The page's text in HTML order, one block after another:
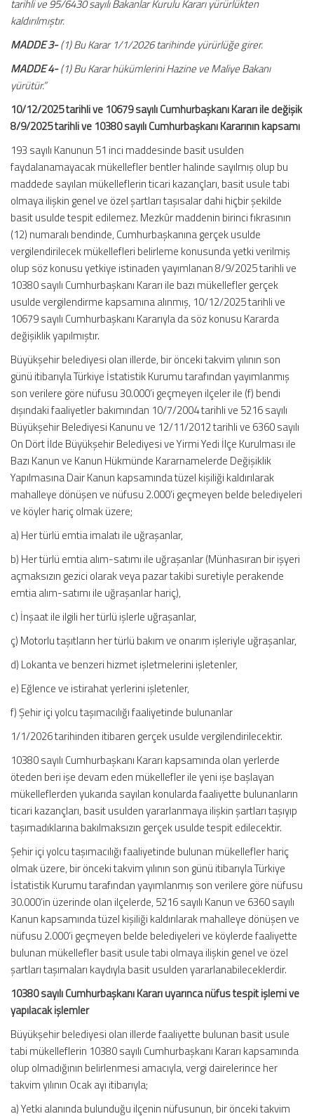
tarihli ve 95/6430 sayılı Bakanlar Kurulu Kararı yürürlükten
kaldırılmıştır.
MADDE 3-(1) Bu Karar 1/1/2026 tarihinde yürürlüğe girer.
MADDE 4-(1) Bu Karar hükümlerini Hazine ve Maliye Bakanı
yürütür.”
10/12/2025 tarihli ve 10679 sayılı Cumhurbaşkanı Kararı ile değişik
8/9/2025 tarihli ve 10380 sayılı Cumhurbaşkanı Kararının kapsamı
193 sayılı Kanunun 51 inci maddesinde basit usulden
faydalanamayacak mükellefler bentler halinde sayılmış olup bu
maddede sayılan mükelleflerin ticari kazançları, basit usule tabi
olmaya ilişkin genel ve özel şartları taşısalar dahi hiçbir şekilde
basit usulde tespit edilemez. Mezkûr maddenin birinci fıkrasının
(12) numaralı bendinde, Cumhurbaşkanına gerçek usulde
vergilendirilecek mükellefleri belirleme konusunda yetki verilmiş
olup söz konusu yetkiye istinaden yayımlanan 8/9/2025 tarihli ve
10380 sayılı Cumhurbaşkanı Kararı ile bazı mükellefler gerçek
usulde vergilendirme kapsamına alınmış, 10/12/2025 tarihli ve
10679 sayılı Cumhurbaşkanı Kararıyla da söz konusu Kararda
değişiklik yapılmıştır.
Büyükşehir belediyesi olan illerde, bir önceki takvim yılının son
günü itibarıyla Türkiye İstatistik Kurumu tarafından yayımlanmış
son verilere göre nüfusu 30.000’i geçmeyen ilçeler ile (f) bendi
dışındaki faaliyetler bakımından 10/7/2004 tarihli ve 5216 sayılı
Büyükşehir Belediyesi Kanunu ve 12/11/2012 tarihli ve 6360 sayılı
On Dört İlde Büyükşehir Belediyesi ve Yirmi Yedi İlçe Kurulması ile
Bazı Kanun ve Kanun Hükmünde Kararnamelerde Değişiklik
Yapılmasına Dair Kanun kapsamında tüzel kişiliği kaldırılarak
mahalleye dönüşen ve nüfusu 2.000’i geçmeyen belde belediyeleri
ve köyler hariç olmak üzere;
a) Her türlü emtia imalatı ile uğraşanlar,
b) Her türlü emtia alım-satımı ile uğraşanlar (Münhasıran bir işyeri
açmaksızın gezici olarak veya pazar takibi suretiyle perakende
emtia alım-satımı ile uğraşanlar hariç),
c) İnşaat ile ilgili her türlü işlerle uğraşanlar,
ç) Motorlu taşıtların her türlü bakım ve onarım işleriyle uğraşanlar,
d) Lokanta ve benzeri hizmet işletmelerini işletenler,
e) Eğlence ve istirahat yerlerini işletenler,
f) Şehir içi yolcu taşımacılığı faaliyetinde bulunanlar
1/1/2026 tarihinden itibaren gerçek usulde vergilendirilecektir.
10380 sayılı Cumhurbaşkanı Kararı kapsamında olan yerlerde
öteden beri işe devam eden mükellefler ile yeni işe başlayan
mükelleflerden yukarıda sayılan konularda faaliyette bulunanların
ticari kazançları, basit usulden yararlanmaya ilişkin şartları taşıyıp
taşımadıklarına bakılmaksızın gerçek usulde tespit edilecektir.
Şehir içi yolcu taşımacılığı faaliyetinde bulunan mükellefler hariç
olmak üzere, bir önceki takvim yılının son günü itibarıyla Türkiye
İstatistik Kurumu tarafından yayımlanmış son verilere göre nüfusu
30.000’in üzerinde olan ilçelerde, 5216 sayılı Kanun ve 6360 sayılı
Kanun kapsamında tüzel kişiliği kaldırılarak mahalleye dönüşen ve
nüfusu 2.000’i geçmeyen belde belediyeleri ve köylerde faaliyette
bulunan mükellefler basit usule tabi olmaya ilişkin genel ve özel
şartları taşımaları kaydıyla basit usulden yararlanabileceklerdir.
10380 sayılı Cumhurbaşkanı Kararı uyarınca nüfus tespit işlemi ve
yapılacak işlemler
Büyükşehir belediyesi olan illerde faaliyette bulunan basit usule
tabi mükelleflerin 10380 sayılı Cumhurbaşkanı Kararı kapsamında
olup olmadığının belirlenmesi amacıyla, vergi dairelerince her
takvim yılının Ocak ayı itibarıyla;
a) Yetki alanında bulunduğu ilçenin nüfusunun, bir önceki takvim